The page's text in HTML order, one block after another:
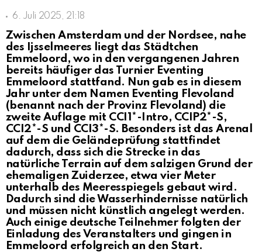
6. Juli 2025, 21:18
Zwischen Amsterdam und der Nordsee, nahe
des Ijsselmeeres liegt das Städtchen
Emmeloord, wo in den vergangenen Jahren
bereits häufiger das Turnier Eventing
Emmeloord stattfand. Nun gab es in diesem
Jahr unter dem Namen Eventing Flevoland
(benannt nach der Provinz Flevoland) die
zweite Auflage mit CCI1*-Intro, CCIP2*-S,
CCI2*-S und CCI3*-S. Besonders ist das Arenal
auf dem die Geländeprüfung stattfindet
dadurch, dass sich die Strecke in das
natürliche Terrain auf dem salzigen Grund der
ehemaligen Zuiderzee, etwa vier Meter
unterhalb des Meeresspiegels gebaut wird.
Dadurch sind die Wasserhindernisse natürlich
und müssen nicht künstlich angelegt werden.
Auch einige deutsche Teilnehmer folgten der
Einladung des Veranstalters und gingen in
Emmeloord erfolgreich an den Start.